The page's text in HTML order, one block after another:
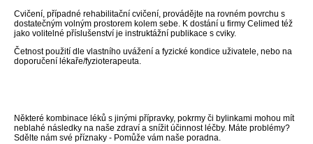
Cvičení, případné rehabilitační cvičení, provádějte na rovném povrchu s
dostatečným volným prostorem kolem sebe. K dostání u firmy Celimed též
jako volitelné příslušenství je instruktážní publikace s cviky.
Četnost použití dle vlastního uvážení a fyzické kondice uživatele, nebo na
doporučení lékaře/fyzioterapeuta.
Některé kombinace léků s jinými přípravky, pokrmy či bylinkami mohou mít
neblahé následky na naše zdraví a snížit účinnost léčby. Máte problémy?
Sdělte nám své příznaky - Pomůže vám naše poradna.